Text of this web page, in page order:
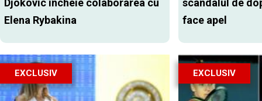
Elena Rybakina
face apel
EXCLUSIV EXCLUSIV